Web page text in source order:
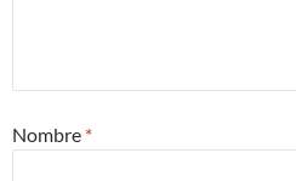
Nombre *